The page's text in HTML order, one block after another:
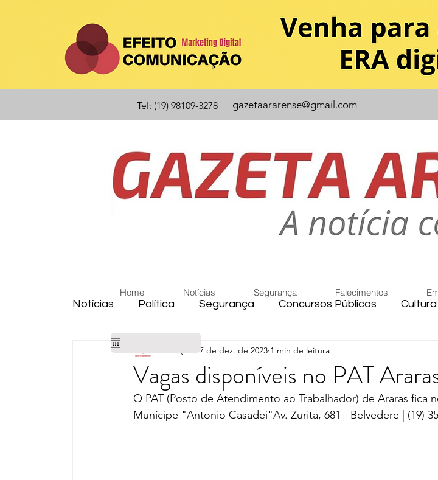
Tel: (19) 98109-3278 gazetaararense@gmail.com
Home Notícias Segurança Falecimentos
Notícias Política Segurança Concursos Públicos Cultura
Cidade Educação Eleições Saúde
Habitação Emprego Judiciário Região Governo
Vagas disponíveis no PAT
27 de dez. de 2023 1 min de leitura
O PAT (Posto de Atendimento ao Trabalhador) de Araras fica
Munícipe "Antonio Casadei"Av. Zurita, 681 - Belvedere | (19)